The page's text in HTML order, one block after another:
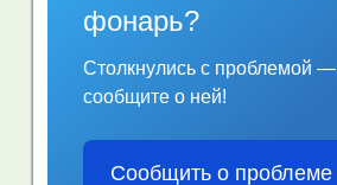
фонарь?
Столкнулись с проблемой —
сообщите о ней!
Сообщить о проблеме